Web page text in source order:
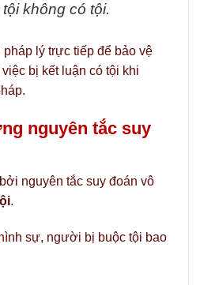
không có tội.
lý trực tiếp để bảo vệ
bị kết luận có tội khi
nguyên tắc suy
nguyên tắc suy đoán vô
.
sự, người bị buộc tội bao